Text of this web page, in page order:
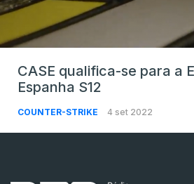
CASE qualifica-se para a
Espanha S12
COUNTER-STRIKE 4 set 2022